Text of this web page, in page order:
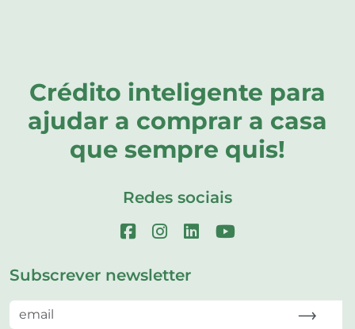
Crédito inteligente para
ajudar a comprar a casa
que sempre quis!
Redes sociais
Subscrever newsletter